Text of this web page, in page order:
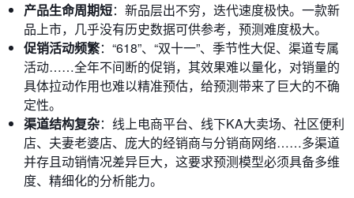
产品生命周期短：新品层出不穷，迭代速度极快。一款新
品上市，几乎没有历史数据可供参考，预测难度极大。
促销活动频繁：“618”、“双十一”、季节性大促、渠道专属
活动……全年不间断的促销，其效果难以量化，对销量的
具体拉动作用也难以精准预估，给预测带来了巨大的不确
定性。
渠道结构复杂：线上电商平台、线下KA大卖场、社区便利
店、夫妻老婆店、庞大的经销商与分销商网络……多渠道
并存且动销情况差异巨大，这要求预测模型必须具备多维
度、精细化的分析能力。